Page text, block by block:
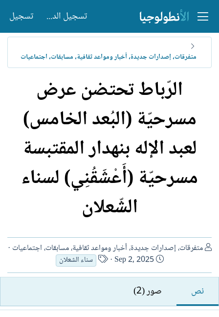
تسجيل الدخول تسجيل
متفرقات، إصدارات جديدة، أخبار ومواعد ثقافية، مسابقات، اجتماعيات
الرّباط تحتضن عرض
مسرحيّة (البُعد الخامس)
لعبد الإله بنهدار المقتبسة
مسرحيّة (أَعْشَقُنِي) لسناء
الشّعلان
ا
ك
ت
ب
متفرقات، إصدارات جديدة، أخبار ومواعد ثقافية، مسابقات، اجتماعيات
ت
ا
ي
خ
Sep 2, 2025
ا
س
ل
سناء الشعلان
نص صور (2)